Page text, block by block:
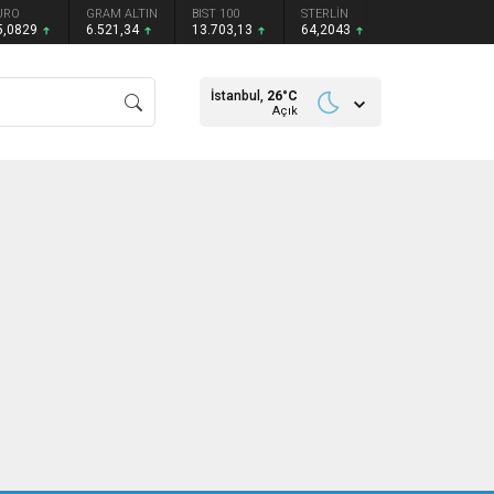
GRAM ALTIN
6.521,34
BIST 100
13.703,13
STERLİN
64,2043
İstanbul, 26°C
Açık